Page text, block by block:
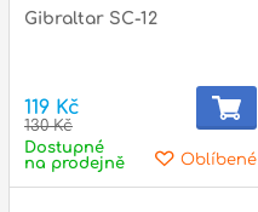
Gibraltar SC-12
119 Kč
130 Kč
Oblíbené
Dostupné
na prodejně